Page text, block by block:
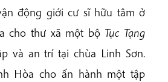
động giới cư sĩ hữu tâm ở
cho thư xã một bộ Tục Tạng
và an trí tại chùa Linh Sơn.
Hòa cho ấn hành một tập